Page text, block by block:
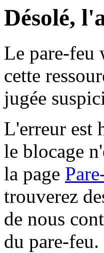
Désolé,
Le pare-feu
cette
jugée
L'erreur est
le blocage
la page
trouverez
de nous
du pare-feu.